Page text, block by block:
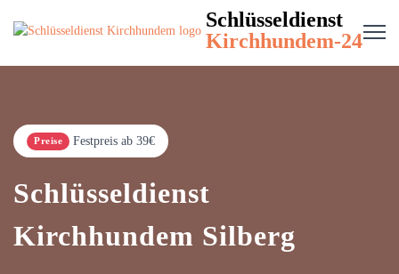
Schlüsseldienst
Kirchhundem-24
Preise Festpreis ab 39€
Schlüsseldienst
Kirchhundem Silberg